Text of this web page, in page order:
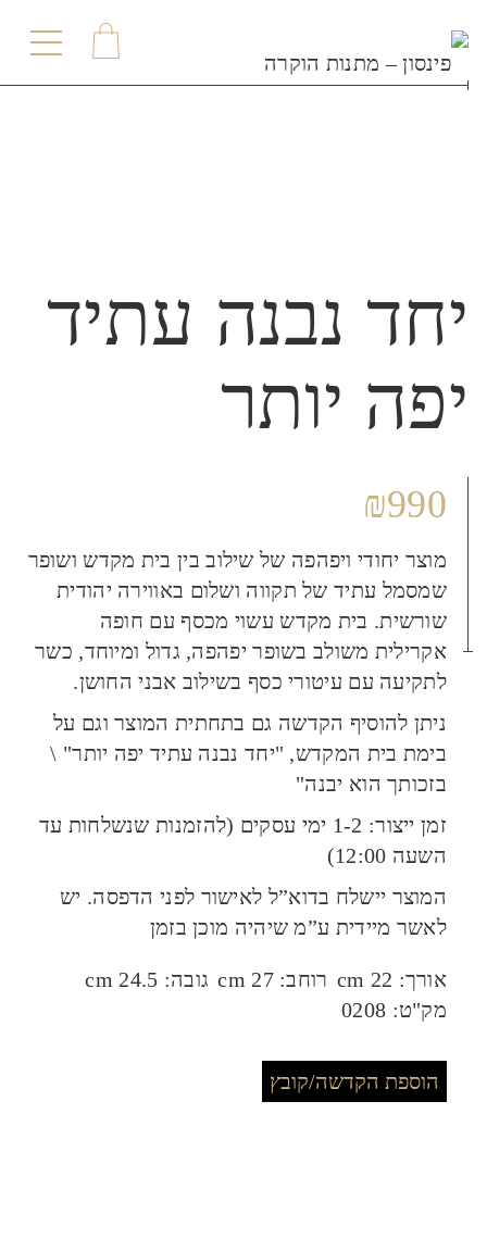
יחד נבנה עתיד
יפה יותר
₪990
מוצר יחודי ויפהפה של שילוב בין בית מקדש ושופר
שמסמל עתיד של תקווה ושלום באווירה יהודית
שורשית. בית מקדש עשוי מכסף עם חופה
אקרילית משולב בשופר יפהפה, גדול ומיוחד, כשר
לתקיעה עם עיטורי כסף בשילוב אבני החושן.
ניתן להוסיף הקדשה גם בתחתית המוצר וגם על
בימת בית המקדש, "יחד נבנה עתיד יפה יותר" \
בזכותך הוא יבנה"
זמן ייצור: 1-2 ימי עסקים (להזמנות שנשלחות עד
השעה 12:00)
המוצר יישלח בדוא”ל לאישור לפני הדפסה. יש
לאשר מיידית ע”מ שיהיה מוכן בזמן
אורך: 22 cm רוחב: 27 cm גובה: 24.5 cm
מק"ט: 0208
הוספת הקדשה/קובץ